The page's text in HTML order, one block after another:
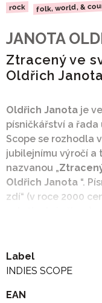
rock folk, world, &
JANOTA
Ztracený ve
Oldřich Janota
Oldřich Janota je
písničkářství a řada
Scope se rozhodla
jubilejnímu výročí a
nazvanou „
Oldřich Janota “.
zdí“ (v roce 2000
celoživotní přínos)
Tomáš S. Polívka v
bezčasou a
Label
INDIES SCOPE
EAN